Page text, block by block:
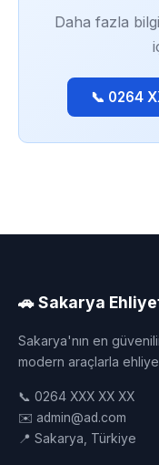
Daha fazla
📞 0264
🚗 Sakarya
Sakarya'nın en
modern araçlarla
📞 0264 XXX XX XX
✉️ admin@ad.com
📍 Sakarya, Türkiye